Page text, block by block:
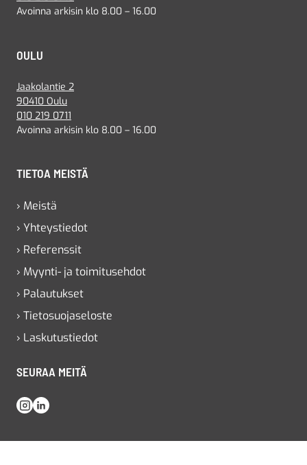
Avoinna arkisin klo 8.00 – 16.00
OULU
Jaakolantie 2
90410 Oulu
010 219 0711
Avoinna arkisin klo 8.00 – 16.00
TIETOA MEISTÄ
› Meistä
› Yhteystiedot
› Referenssit
› Myynti- ja toimitusehdot
› Palautukset
› Tietosuojaseloste
› Laskutustiedot
SEURAA MEITÄ
Instagram
LinkedIn